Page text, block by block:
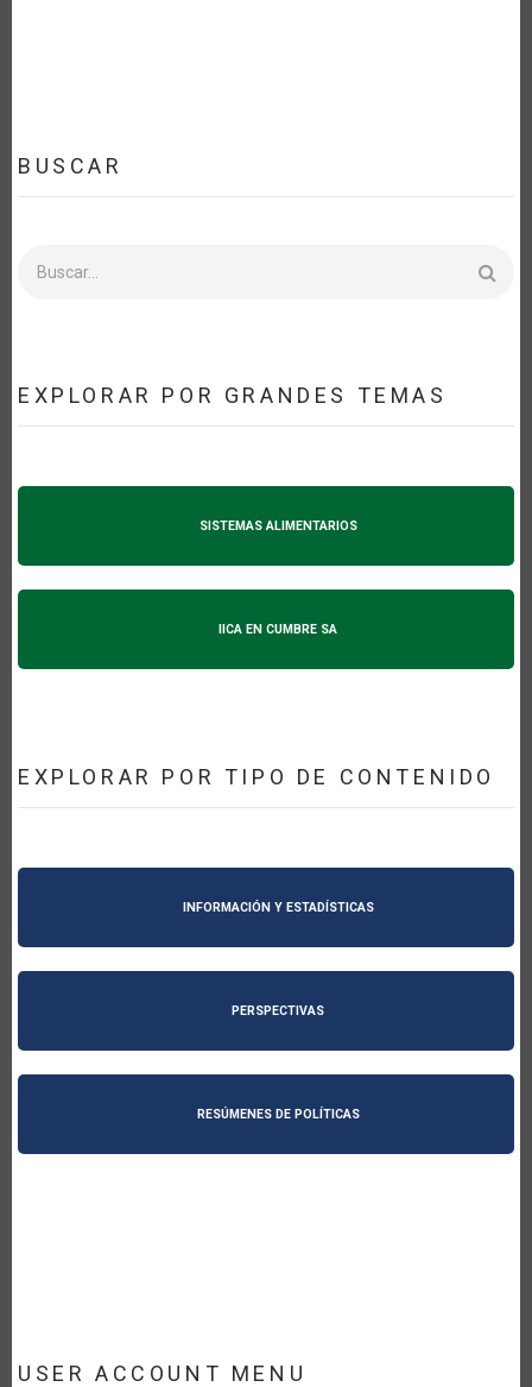
BUSCAR
EXPLORAR POR GRANDES TEMAS
SISTEMAS ALIMENTARIOS
IICA EN CUMBRE SA
EXPLORAR POR TIPO DE CONTENIDO
INFORMACIÓN Y ESTADÍSTICAS
PERSPECTIVAS
RESÚMENES DE POLÍTICAS
USER ACCOUNT MENU